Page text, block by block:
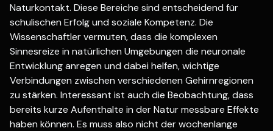
Naturkontakt. Diese Bereiche sind entscheidend für
schulischen Erfolg und soziale Kompetenz. Die
Wissenschaftler vermuten, dass die komplexen
Sinnesreize in natürlichen Umgebungen die neuronale
Entwicklung anregen und dabei helfen, wichtige
Verbindungen zwischen verschiedenen Gehirnregionen
zu stärken. Interessant ist auch die Beobachtung, dass
bereits kurze Aufenthalte in der Natur messbare Effekte
haben können. Es muss also nicht der wochenlange